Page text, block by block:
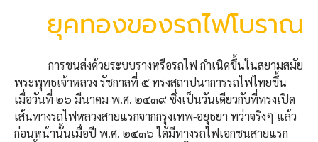
ยุคทองของรถไฟโบราณ
การขนส่งด้วยระบบรางหรือรถไฟ กำเนิดขึ้นในสยามสมัย
พระพุทธเจ้าหลวง รัชกาลที่ ๕ ทรงสถาปนาการรถไฟไทยขึ้น
เมื่อวันที่ ๒๖ มีนาคม พ.ศ. ๒๔๓๙ ซึ่งเป็นวันเดียวกับที่ทรงเปิด
เส้นทางรถไฟหลวงสายแรกจากกรุงเทพ-อยุธยา ทว่าจริงๆ แล้ว
ก่อนหน้านั้นเมื่อปี พ.ศ. ๒๔๓๖ ได้มีทางรถไฟเอกชนสายแรก